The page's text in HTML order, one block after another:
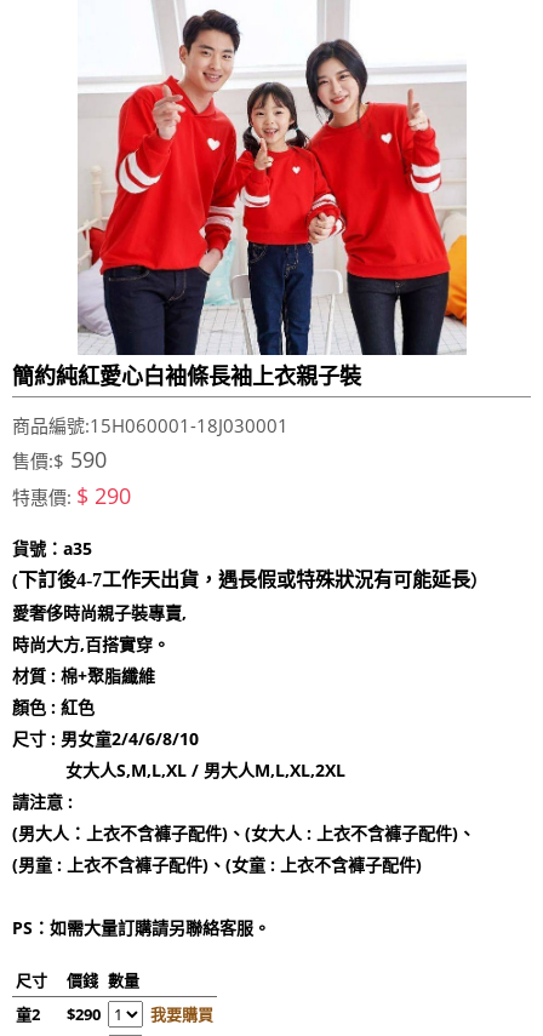
簡約純紅愛心白袖條長袖上衣親子裝
商品編號:15H060001-18J030001
售價:$ 590
特惠價: $ 290
貨號：a35
(下訂後4-7工作天出貨，遇長假或特殊狀況有可能延長）
愛奢侈時尚親子裝專賣,
時尚大方,百搭實穿。
材質 : 棉+聚脂纖維
顏色 : 紅色
尺寸 : 男女童2/4/6/8/10
女大人S,M,L,XL / 男大人M,L,XL,2XL
請注意 :
(男大人：上衣不含褲子配件)、(女大人 : 上衣不含褲子配件)、
(男童 : 上衣不含褲子配件)、(女童 : 上衣不含褲子配件)
PS：如需大量訂購請另聯絡客服。
尺寸 價錢 數量
童2
$290
我要購買